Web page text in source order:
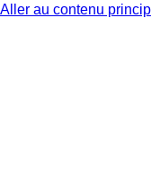
Aller au contenu